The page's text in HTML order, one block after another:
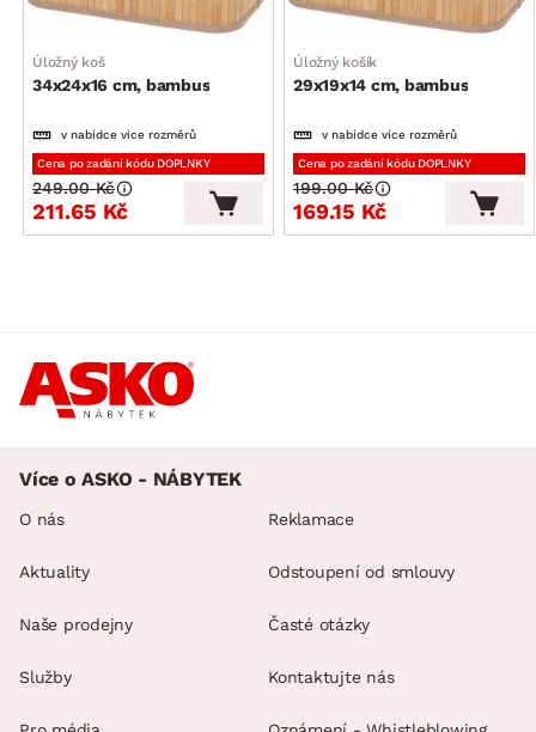
Úložný koš
34x24x16 cm, bambus
v nabídce více rozměrů
Cena po zadání kódu DOPLNKY
211.65 Kč
249.00 Kč
Úložný košík
29x19x14 cm, bambus
v nabídce více rozměrů
Cena po zadání kódu DOPLNKY
169.15 Kč
199.00 Kč
Více o ASKO - NÁBYTEK
O nás
Aktuality
Naše prodejny
Služby
Reklamace
Odstoupení od smlouvy
Časté otázky
Kontaktujte nás